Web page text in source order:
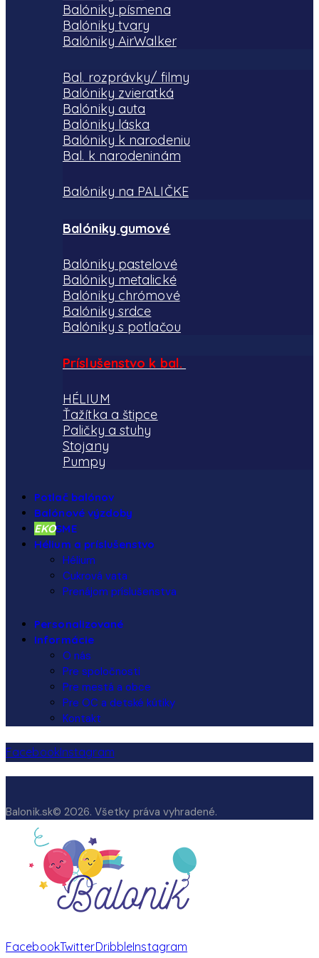
Balóniky písmena
Balóniky tvary
Balóniky AirWalker
Bal. rozprávky/ filmy
Balóniky zvieratká
Balóniky auta
Balóniky láska
Balóniky k narodeniu
Bal. k narodeninám
Balóniky na PALIČKE
Balóniky gumové
Balóniky pastelové
Balóniky metalické
Balóniky chrómové
Balóniky srdce
Balóniky s potlačou
Príslušenstvo k bal.
HÉLIUM
Ťažítka a štipce
Paličky a stuhy
Stojany
Pumpy
Potlač balónov
Balónové výzdoby
EKOSME
Hélium a príslušenstvo
Hélium
Cukrová vata
Prenájom príslušenstva
Personalizované
Informácie
O nás
Pre spoločnosti
Pre mestá a obce
Pre OC a detské kútiky
Kontakt
FacebookInstagram
Balonik.sk© 2026. Všetky práva vyhradené.
FacebookTwitterDribbleInstagram